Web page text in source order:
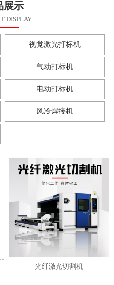
展示
DISPLAY
视觉激光打标机
气动打标机
电动打标机
风冷焊接机
光纤激光切割机